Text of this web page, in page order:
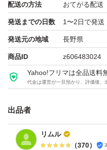
配送の方法 おてがる配送
発送までの日数 1〜2日で発送
発送元の地域 長野県
商品ID z606483024
Yahoo!フリマは全品送料
代金は運営が一旦預かり、評価後、
出品者
リムル
（370）